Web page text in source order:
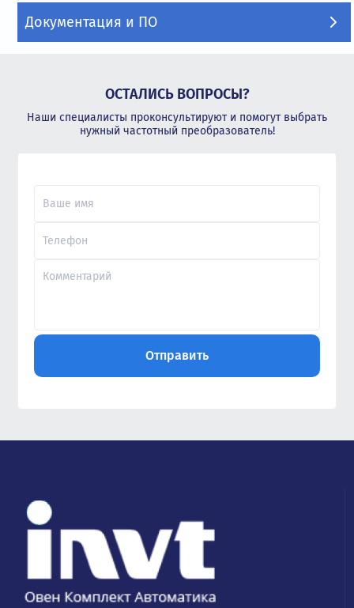
Документация и ПО
ОСТАЛИСЬ ВОПРОСЫ?
Наши специалисты проконсультируют и помогут выбрать
нужный частотный преобразователь!